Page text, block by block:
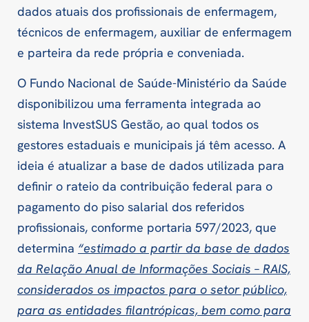
dados atuais dos profissionais de enfermagem,
técnicos de enfermagem, auxiliar de enfermagem
e parteira da rede própria e conveniada.
O Fundo Nacional de Saúde-Ministério da Saúde
disponibilizou uma ferramenta integrada ao
sistema InvestSUS Gestão, ao qual todos os
gestores estaduais e municipais já têm acesso. A
ideia é atualizar a base de dados utilizada para
definir o rateio da contribuição federal para o
pagamento do piso salarial dos referidos
profissionais, conforme portaria 597/2023, que
determina “estimado a partir da base de dados
da Relação Anual de Informações Sociais – RAIS,
considerados os impactos para o setor público,
para as entidades filantrópicas, bem como para